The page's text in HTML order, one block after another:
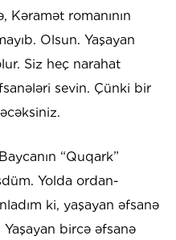
romanının
Olsun. Yaşayan
Siz heç narahat
sevin. Çünki bir
“Quqark”
Yolda ordan-
ki, yaşayan əfsanə
bircə əfsanə